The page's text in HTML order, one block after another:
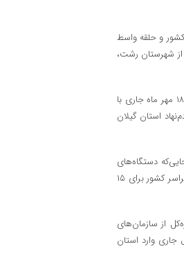
و حلقه واسط
داشتن ۶ سازمان مردم‌نهاد بعد از شهرستان رشت،
وی با بیان اینکه نخستین مجمع سازمان‌های مردم‌نهاد کشور به میزبانی خانه جوان شهرستان رشت ۱۸ مهر ماه جاری با
استان گیلان
دستگاه‌های
دولتی قادر به جذت کارمند نیستند، یک دوره نشست کارآفرینی ویژه توانمندسازی معاونین جوانان سراسر کشور برای ۱۵
از سازمان‌های
جاری وارد استان